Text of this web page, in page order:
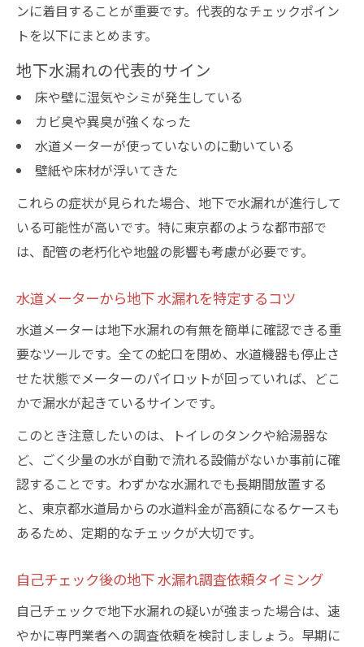
ンに着目することが重要です。代表的なチェックポイン
トを以下にまとめます。
地下水漏れの代表的サイン
床や壁に湿気やシミが発生している
カビ臭や異臭が強くなった
水道メーターが使っていないのに動いている
壁紙や床材が浮いてきた
これらの症状が見られた場合、地下で水漏れが進行して
いる可能性が高いです。特に東京都のような都市部で
は、配管の老朽化や地盤の影響も考慮が必要です。
水道メーターから地下 水漏れを特定するコツ
水道メーターは地下水漏れの有無を簡単に確認できる重
要なツールです。全ての蛇口を閉め、水道機器も停止さ
せた状態でメーターのパイロットが回っていれば、どこ
かで漏水が起きているサインです。
このとき注意したいのは、トイレのタンクや給湯器な
ど、ごく少量の水が自動で流れる設備がないか事前に確
認することです。わずかな水漏れでも長期間放置する
と、東京都水道局からの水道料金が高額になるケースも
あるため、定期的なチェックが大切です。
自己チェック後の地下 水漏れ調査依頼タイミング
自己チェックで地下水漏れの疑いが強まった場合は、速
やかに専門業者への調査依頼を検討しましょう。早期に